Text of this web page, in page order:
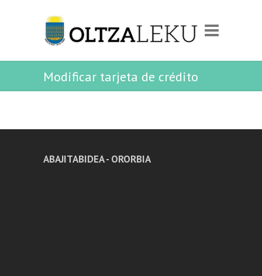
Modificar tarjeta de crédito
ABAJITABIDEA - ORORBIA